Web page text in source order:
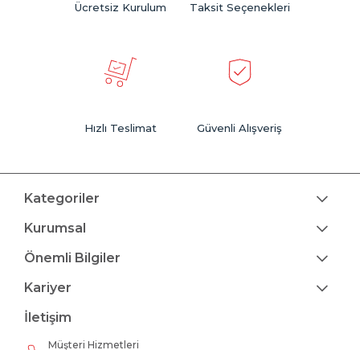
Ücretsiz Kurulum Taksit Seçenekleri
Hızlı Teslimat Güvenli Alışveriş
Kategoriler
Kurumsal
Önemli Bilgiler
Kariyer
İletişim
Müşteri Hizmetleri